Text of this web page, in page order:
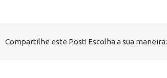
Compartilhe este Post! Escolha a sua maneira: